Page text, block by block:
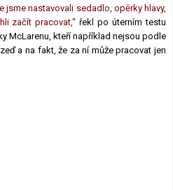
jsme nastavovali sedadlo, opěrky hlavy,
začít pracovat,“ řekl po úterním testu
McLarenu, kteří například nejsou podle
a na fakt, že za ní může pracovat jen